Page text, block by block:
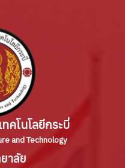
คโนโลยีกระบี่
and Technology
าลัย